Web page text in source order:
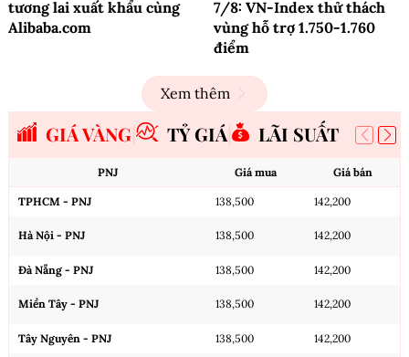
tương lai xuất khẩu cùng
Alibaba.com
7/8: VN-Index thử thách
vùng hỗ trợ 1.750-1.760
điểm
Xem thêm
GIÁ VÀNG TỶ GIÁ LÃI SUẤT
PNJ Giá mua Giá bán
TPHCM - PNJ 138,500 142,200
Hà Nội - PNJ 138,500 142,200
Đà Nẵng - PNJ 138,500 142,200
Miền Tây - PNJ 138,500 142,200
Tây Nguyên - PNJ 138,500 142,200